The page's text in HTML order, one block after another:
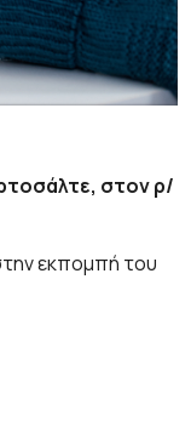
στον ρ/
εκπομπή του